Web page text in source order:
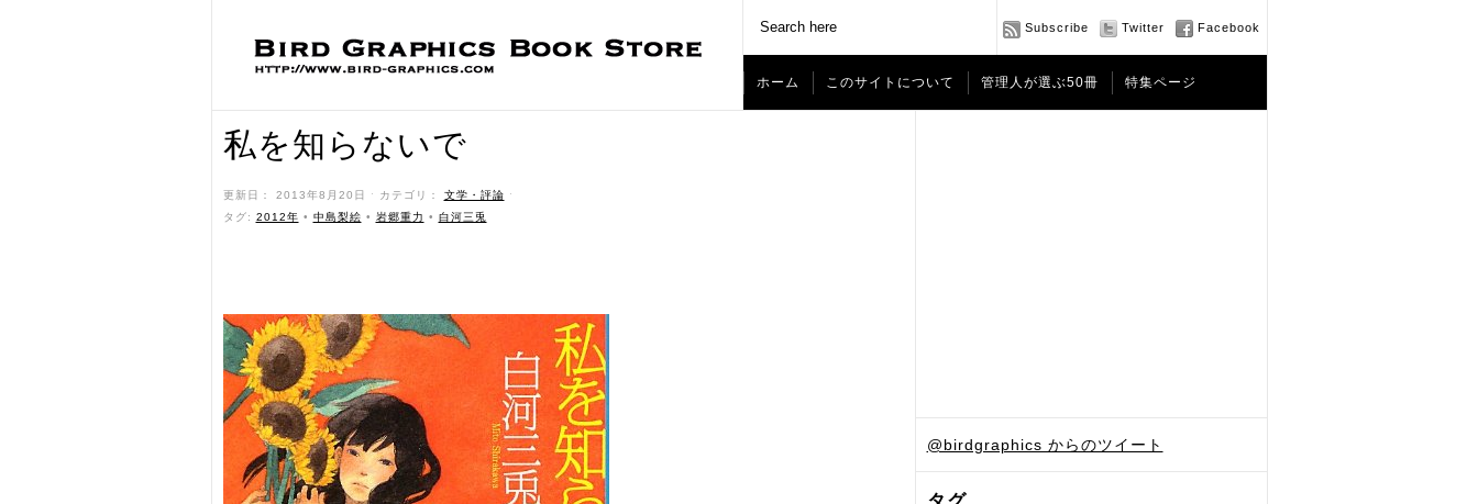
Subscribe Twitter Facebook
ホーム このサイトについて 管理人が選ぶ50冊 特集ページ
@birdgraphics からのツイート
私を知らないで
更新日： 2013年8月20日 ˑ カテゴリ： 文学・評論 ˑ
タグ: 2012年 • 中島梨絵 • 岩郷重力 • 白河三兎